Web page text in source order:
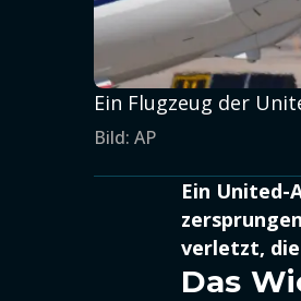
Ein Flugzeug der
Bild: AP
Ein United-
verletzt,
Das